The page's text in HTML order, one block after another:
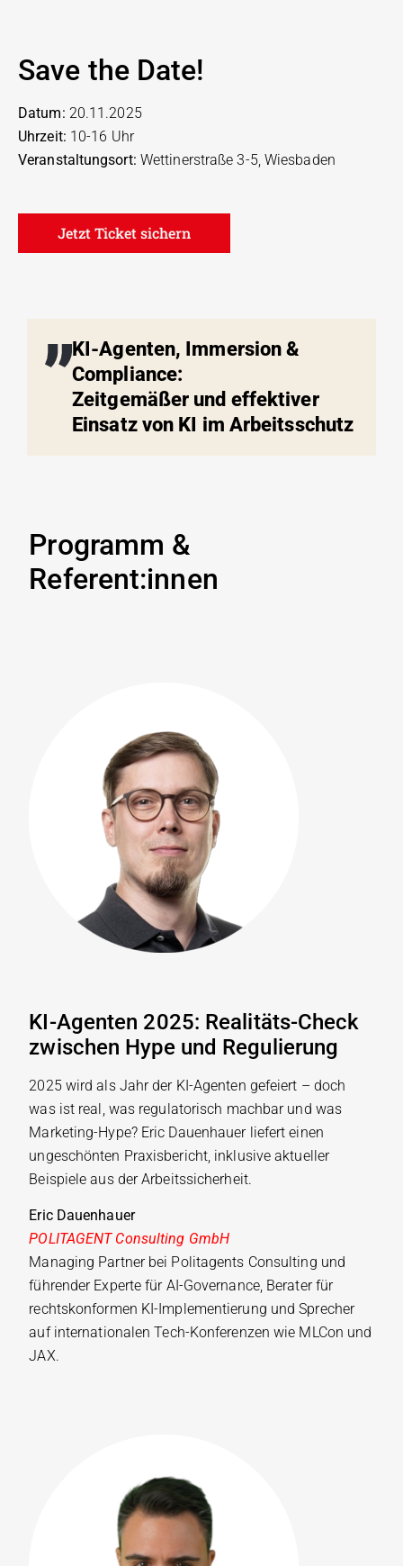
Save the Date!
Datum: 20.11.2025
Uhrzeit: 10-16 Uhr
Veranstaltungsort: Wettinerstraße 3-5, Wiesbaden
Jetzt Ticket sichern
KI-Agenten, Immersion &
Compliance:
Zeitgemäßer und effektiver
Einsatz von KI im Arbeitsschutz
Programm &
Referent:innen
KI-Agenten 2025: Realitäts-Check
zwischen Hype und Regulierung
2025 wird als Jahr der KI-Agenten gefeiert – doch
was ist real, was regulatorisch machbar und was
Marketing-Hype? Eric Dauenhauer liefert einen
ungeschönten Praxisbericht, inklusive aktueller
Beispiele aus der Arbeitssicherheit.
Eric Dauenhauer
POLITAGENT Consulting GmbH
Managing Partner bei Politagents Consulting und
führender Experte für AI-Governance, Berater für
rechtskonformen KI-Implementierung und Sprecher
auf internationalen Tech-Konferenzen wie MLCon und
JAX.